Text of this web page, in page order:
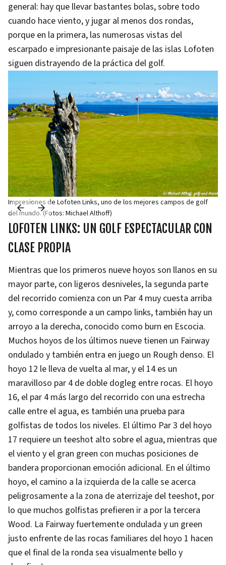
general: hay que llevar bastantes bolas, sobre todo
cuando hace viento, y jugar al menos dos rondas,
porque en la primera, las numerosas vistas del
escarpado e impresionante paisaje de las islas Lofoten
siguen distrayendo de la práctica del golf.
Impresiones de Lofoten Links, uno de los mejores campos de golf
del mundo. (Fotos: Michael Althoff)
LOFOTEN LINKS: UN GOLF ESPECTACULAR CON
CLASE PROPIA
Mientras que los primeros nueve hoyos son llanos en su
mayor parte, con ligeros desniveles, la segunda parte
del recorrido comienza con un Par 4 muy cuesta arriba
y, como corresponde a un campo links, también hay un
arroyo a la derecha, conocido como burn en Escocia.
Muchos hoyos de los últimos nueve tienen un Fairway
ondulado y también entra en juego un Rough denso. El
hoyo 12 le lleva de vuelta al mar, y el 14 es un
maravilloso par 4 de doble dogleg entre rocas. El hoyo
16, el par 4 más largo del recorrido con una estrecha
calle entre el agua, es también una prueba para
golfistas de todos los niveles. El último Par 3 del hoyo
17 requiere un teeshot alto sobre el agua, mientras que
el viento y el gran green con muchas posiciones de
bandera proporcionan emoción adicional. En el último
hoyo, el camino a la izquierda de la calle se acerca
peligrosamente a la zona de aterrizaje del teeshot, por
lo que muchos golfistas prefieren ir a por la tercera
Wood. La Fairway fuertemente ondulada y un green
justo enfrente de las rocas familiares del hoyo 1 hacen
que el final de la ronda sea visualmente bello y